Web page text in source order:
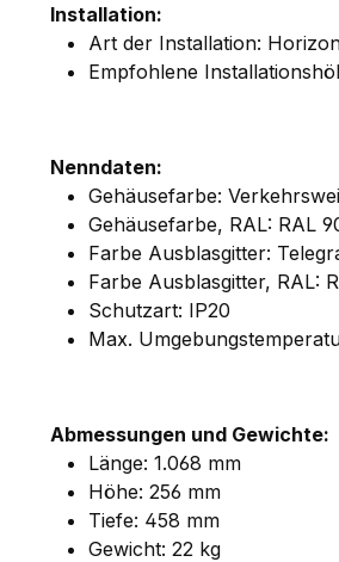
Installation:
Art der Installation:
Empfohlene
Nenndaten:
Gehäusefarbe:
Gehäusefarbe, RAL: RAL
Farbe Ausblasgitter:
Farbe Ausblasgitter, RAL:
Schutzart: IP20
Max.
Abmessungen und Gewichte:
Länge: 1.068 mm
Höhe: 256 mm
Tiefe: 458 mm
Gewicht: 22 kg